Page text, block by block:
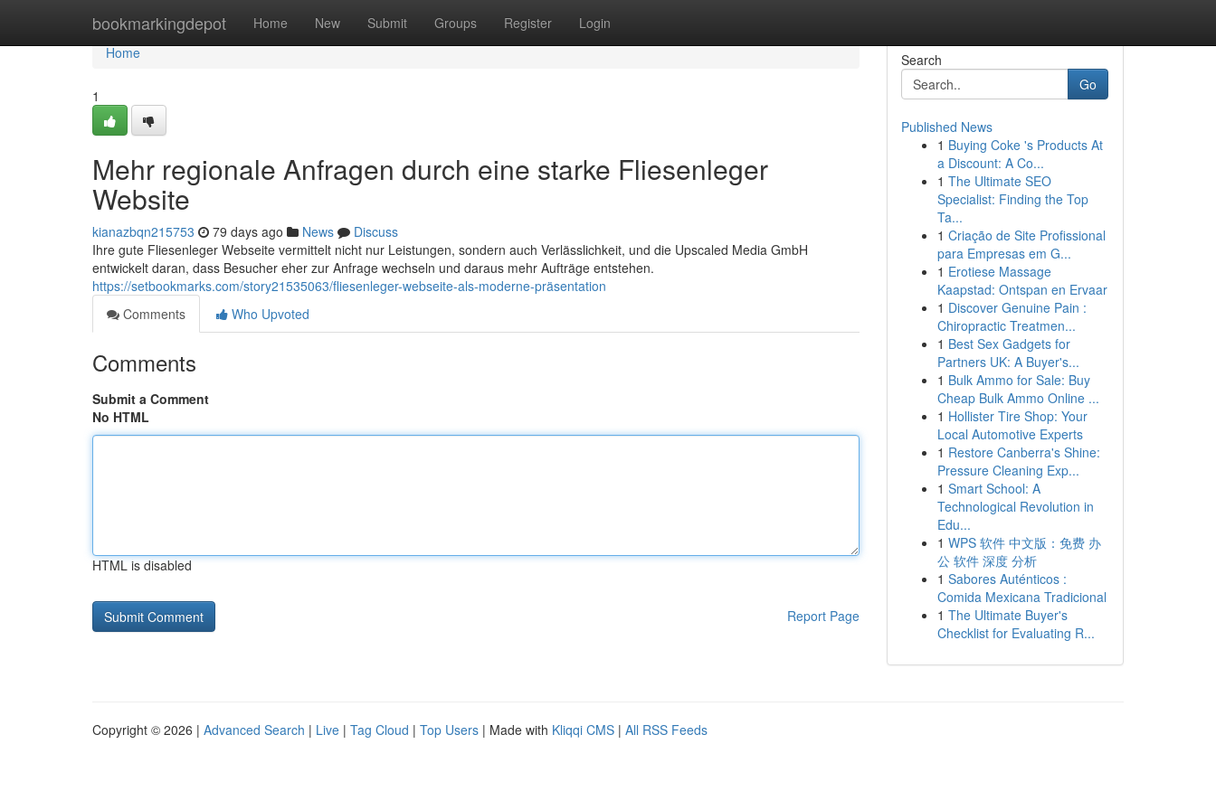
bookmarkingdepot Home New Submit Groups Register Login
Home
Home
1
Mehr regionale Anfragen durch eine starke Fliesenleger
Website
kianazbqn215753 79 days ago News
Discuss
Ihre gute Fliesenleger Webseite vermittelt nicht nur Leistungen, sondern auch Verlässlichkeit, und die Upscaled Media GmbH
entwickelt daran, dass Besucher eher zur Anfrage wechseln und daraus mehr Aufträge entstehen.
https://setbookmarks.com/story21535063/fliesenleger-webseite-als-moderne-präsentation
Comments
Who Upvoted
Comments
Submit a Comment
No HTML
HTML is disabled
Report Page
Search
Go
Published News
1 Buying Coke 's Products At
a Discount: A Co...
1 The Ultimate SEO
Specialist: Finding the Top
Ta...
1 Criação de Site Profissional
para Empresas em G...
1 Erotiese Massage
Kaapstad: Ontspan en Ervaar
1 Discover Genuine Pain :
Chiropractic Treatmen...
1 Best Sex Gadgets for
Partners UK: A Buyer's...
1 Bulk Ammo for Sale: Buy
Cheap Bulk Ammo Online ...
1 Hollister Tire Shop: Your
Local Automotive Experts
1 Restore Canberra's Shine:
Pressure Cleaning Exp...
1 Smart School: A
Technological Revolution in
Edu...
1 WPS 软件 中文版：免费 办
公 软件 深度 分析
1 Sabores Auténticos :
Comida Mexicana Tradicional
1 The Ultimate Buyer's
Checklist for Evaluating R...
Copyright © 2026 | Advanced Search | Live | Tag Cloud | Top Users | Made with Kliqqi CMS | All RSS Feeds